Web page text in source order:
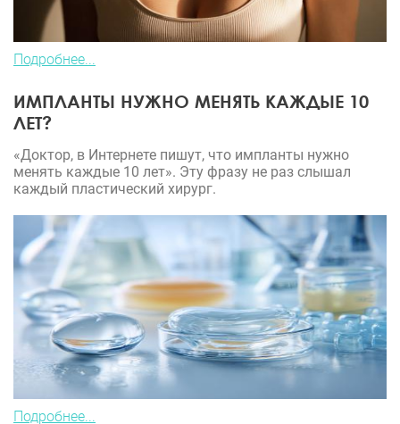
Подробнее...
ИМПЛАНТЫ НУЖНО МЕНЯТЬ КАЖДЫЕ 10
ЛЕТ?
«Доктор, в Интернете пишут, что импланты нужно
менять каждые 10 лет». Эту фразу не раз слышал
каждый пластический хирург.
Подробнее...